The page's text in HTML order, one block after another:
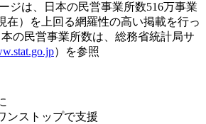
ジは、日本の民営事業所数516万事業
在）を上回る網羅性の高い掲載を行っ
の民営事業所数は、総務省統計局サ
）を参照
ンストップで支援